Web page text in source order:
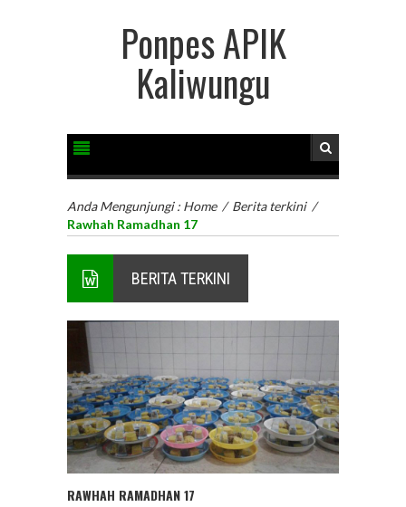
Ponpes APIK
Kaliwungu
Anda Mengunjungi : Home / Berita terkini /
Rawhah Ramadhan 17
BERITA TERKINI
RAWHAH RAMADHAN 17